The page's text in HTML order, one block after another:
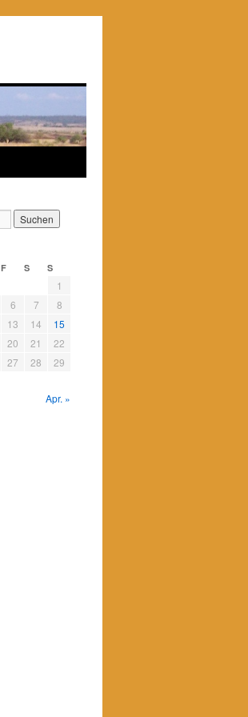
F S S
1
6 7
8
13 14
15
20 21
22
27 28
29
Apr. »